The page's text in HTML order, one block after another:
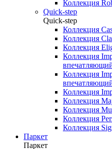
Коллекция
Quick-step
Quick-step
Коллекция
Коллекция
Коллекция
Коллекция
Коллекция
Коллекция
Коллекция
Коллекция
Коллекция
Коллекция
Паркет
Паркет